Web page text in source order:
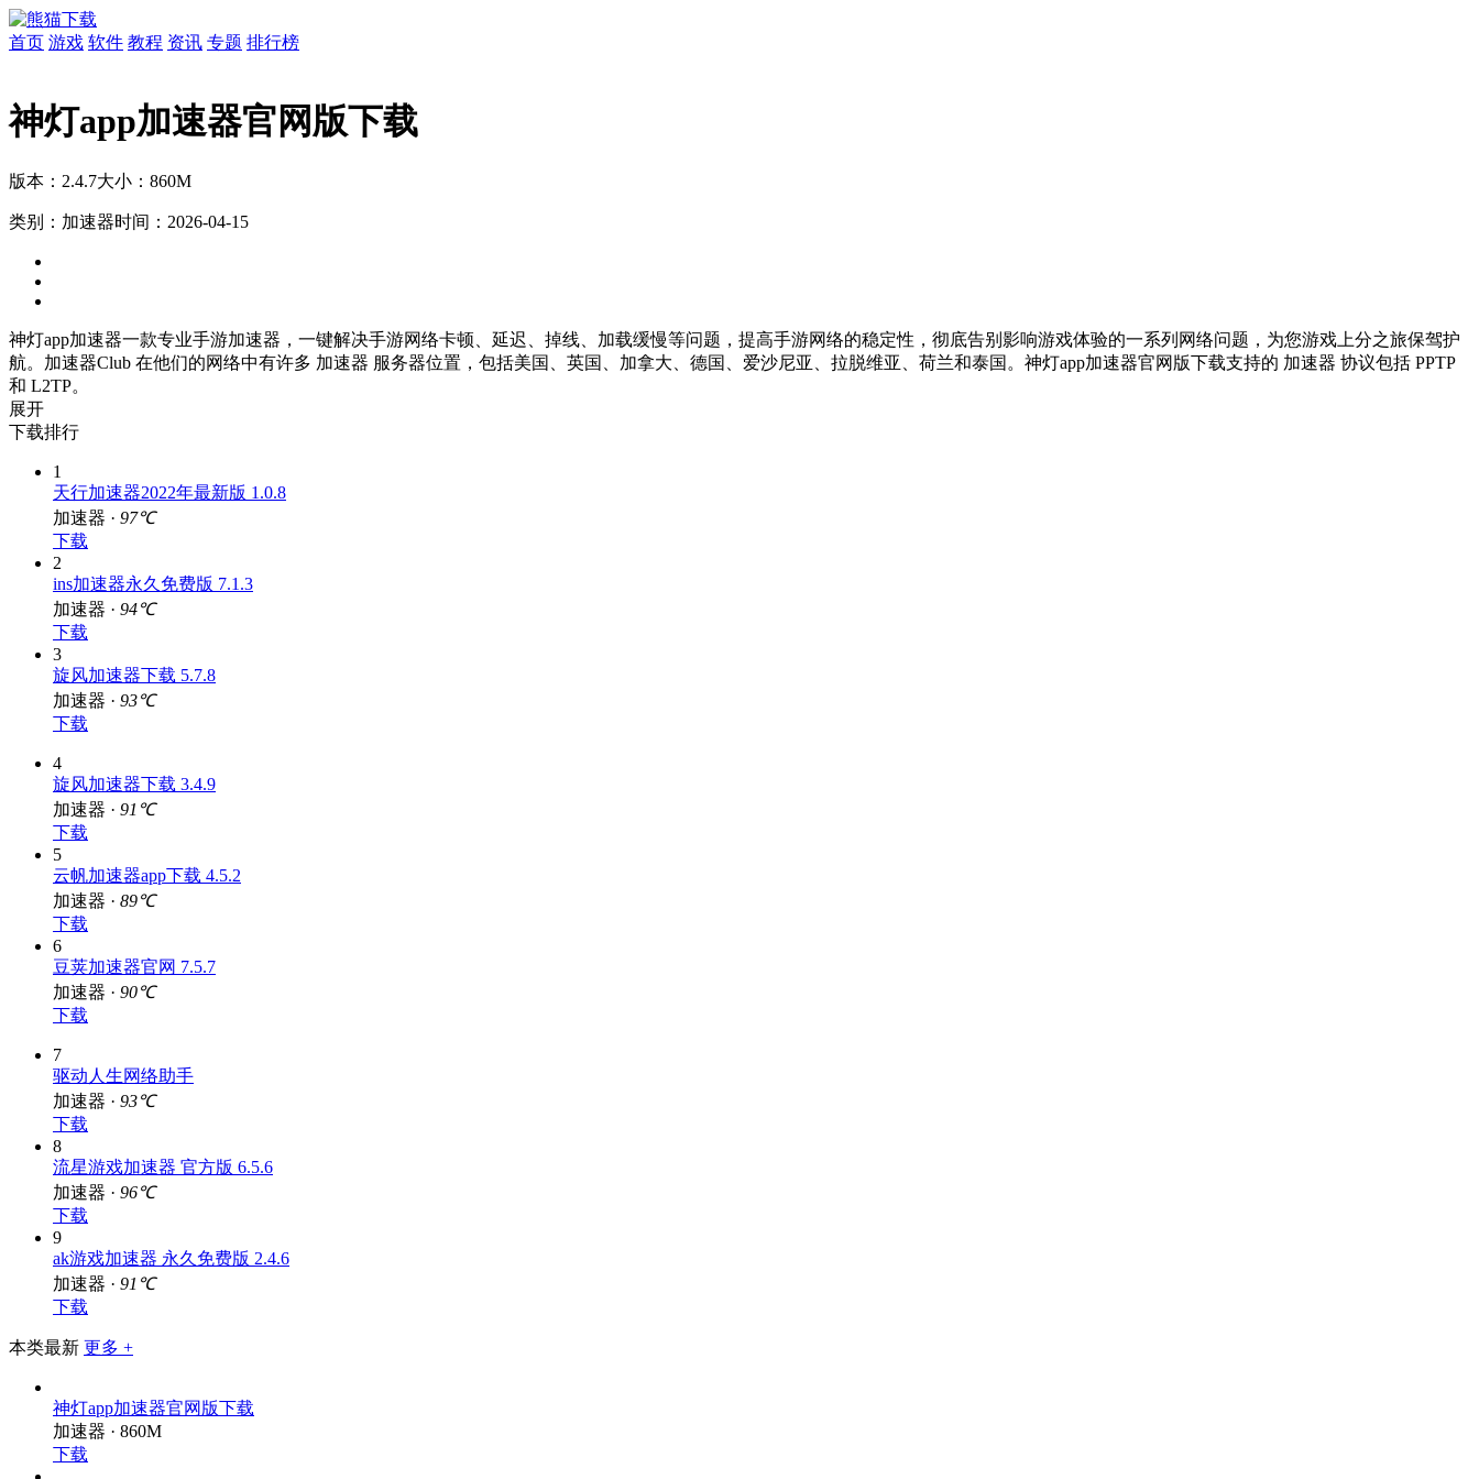
首页 游戏 软件 教程 资讯 专题 排行榜
神灯app加速器官网版下载
版本：2.4.7大小：860M
类别：加速器时间：2026-04-15
神灯app加速器一款专业手游加速器，一键解决手游网络卡顿、延迟、掉线、加载缓慢等问题，提高手游网络的稳定性，彻底告别影响游戏体验的一系列网络问题，为您游戏上分之旅保驾护
航。加速器Club 在他们的网络中有许多 加速器 服务器位置，包括美国、英国、加拿大、德国、爱沙尼亚、拉脱维亚、荷兰和泰国。神灯app加速器官网版下载支持的 加速器 协议包括 PPTP
和 L2TP。
展开
下载排行
1
天行加速器2022年最新版 1.0.8
加速器 · 97℃
下载
2
ins加速器永久免费版 7.1.3
加速器 · 94℃
下载
3
旋风加速器下载 5.7.8
加速器 ·
93℃
下载
4
旋风加速器下载 3.4.9
加速器 ·
下载
5
云帆加速器app下载 4.5.2
加速器 ·
下载
6
豆荚加速器官网 7.5.7
加速器 ·
7
驱动人生网络助手
加速器 ·
下载
8
流星游戏加速器 官方版 6.5.6
加速器 ·
下载
9
ak游戏加速器 永久免费版 2.4.6
加速器 ·
下载
神灯app加速器官网版下载
加速器 · 860M